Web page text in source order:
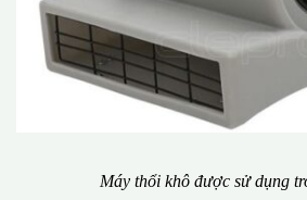
Máy thổi khô được sử dụng